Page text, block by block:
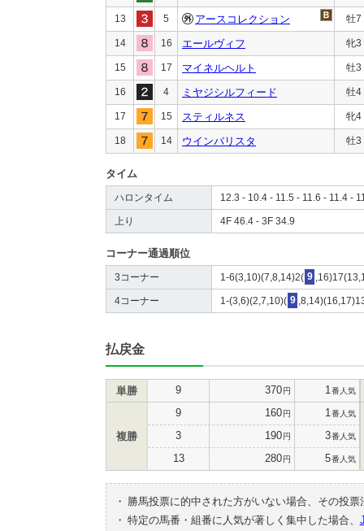
13 5 アースコレクション 牡7
14 16 エールヴィフ 牝3
15 17 マイネルヘルト 牡3
16 4 ミヤジシルフィード 牡4
17 15 スティルネス 牝4
18 14 ウインバリスタ 牡3
タイム
ハロンタイム 12.3 - 10.4 - 11.5 - 11.6 - 11.4 -
上り 4F 46.4 - 3F 34.9
コーナー通過順位
3コーナー 1-6(3,10)(7,8,14)2( 9
4コーナー 1-(3,6)(2,7,10)( 9
払戻金
単勝 9 370円 1 番人気
複勝
9 160円 1 番人気
3 190円 3番人気
13 280円 5番人気
・
勝馬投票に的中された方がいない場合、その投
・ 特定の馬番・組番に人気が著しく集中した場合、